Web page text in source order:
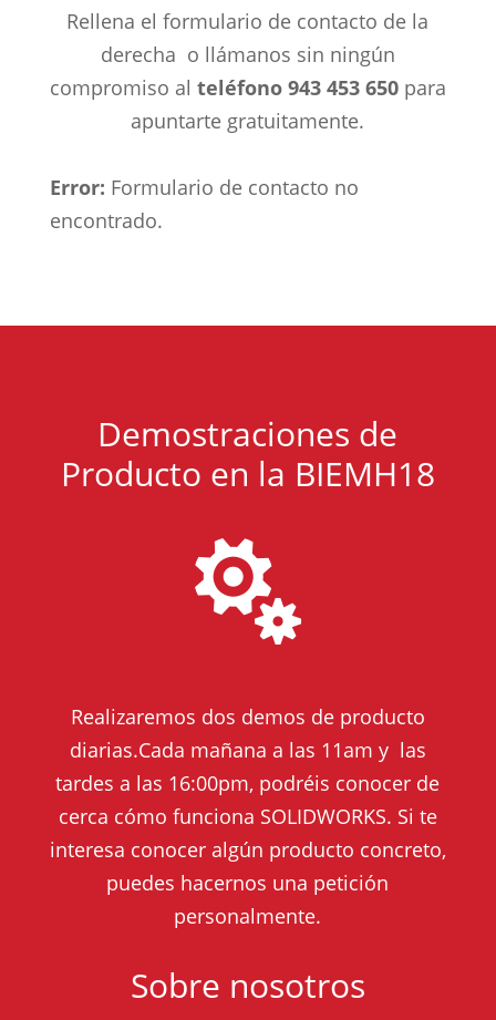
Rellena el formulario de contacto de la
derecha o llámanos sin ningún
compromiso al teléfono 943 453 650 para
apuntarte gratuitamente.
Error: Formulario de contacto no
encontrado.
Demostraciones de
Producto en la BIEMH18

Realizaremos dos demos de producto
diarias.Cada mañana a las 11am y las
tardes a las 16:00pm, podréis conocer de
cerca cómo funciona SOLIDWORKS. Si te
interesa conocer algún producto concreto,
puedes hacernos una petición
personalmente.
Sobre nosotros